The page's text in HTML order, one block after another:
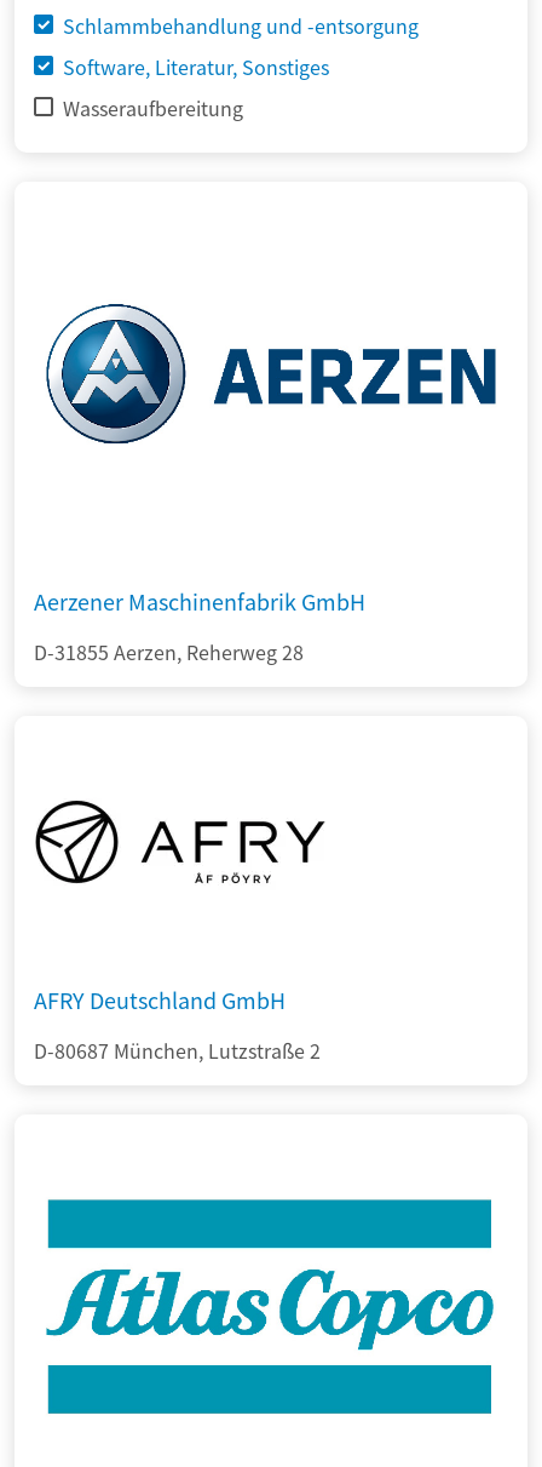
Schlammbehandlung und -entsorgung
Software, Literatur, Sonstiges
Wasseraufbereitung
Aerzener Maschinenfabrik GmbH
D-31855 Aerzen, Reherweg 28
AFRY Deutschland GmbH
D-80687 München, Lutzstraße 2